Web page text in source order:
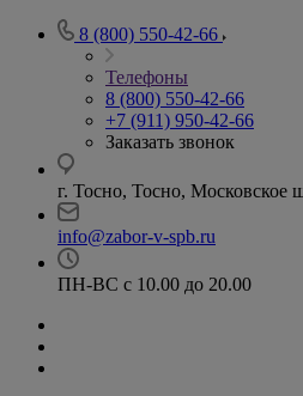
8 (800) 550-42-66
Телефоны
8 (800) 550-42-66
+7 (911) 950-42-66
Заказать звонок
г. Тосно, Тосно, Московское
info@zabor-v-spb.ru
ПН-ВС с 10.00 до 20.00